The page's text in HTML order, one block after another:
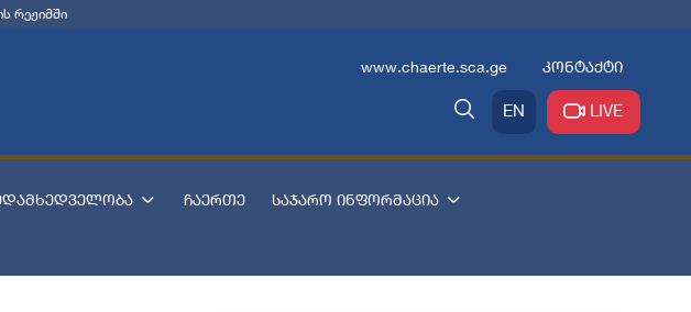
რეჟიმში
www.chaerte.sca.ge კონტაქტი
EN LIVE
ჩაერთე საჯარო ინფორმაცია